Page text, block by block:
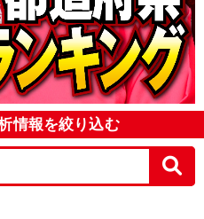
情報を絞り込む